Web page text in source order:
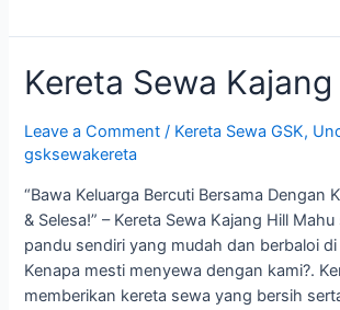
Kereta Sewa Kajang
Leave a Comment / Kereta Sewa GSK,
gsksewakereta
“Bawa Keluarga Bercuti Bersama Dengan
& Selesa!” – Kereta Sewa Kajang Hill
pandu sendiri yang mudah dan berbaloi di
Kenapa mesti menyewa dengan kami?.
memberikan kereta sewa yang bersih